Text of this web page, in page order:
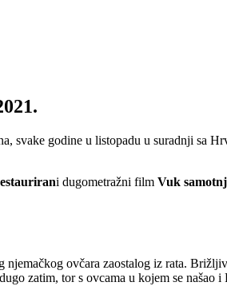
svake godine u listopadu u suradnji sa
i dugometražni film Vuk
ovčara zaostalog iz rata.
zatim, tor s ovcama u kojem se našao